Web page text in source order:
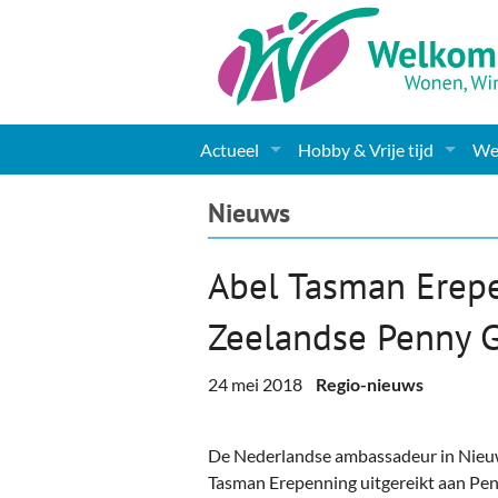
Actueel
Nieuws
Gemeente informatie
Dorpen
Woningaanbod
Columns & Redactioneel
Hobby & Vrije tijd
Kunst
Muziek
Toerisme & Musea
Podia & Dorpshuizen
Nieuws
Abel Tasman
Zeelandse Penny
24 mei 2018 Regio-nieuws
De Nederlandse ambassadeur in
Tasman Erepenning uitgereikt aan